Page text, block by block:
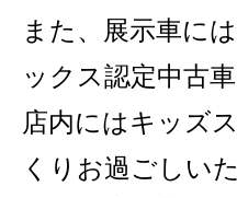
また、展示車に
ックス認定中古
店内にはキッズ
くりお過ごしい